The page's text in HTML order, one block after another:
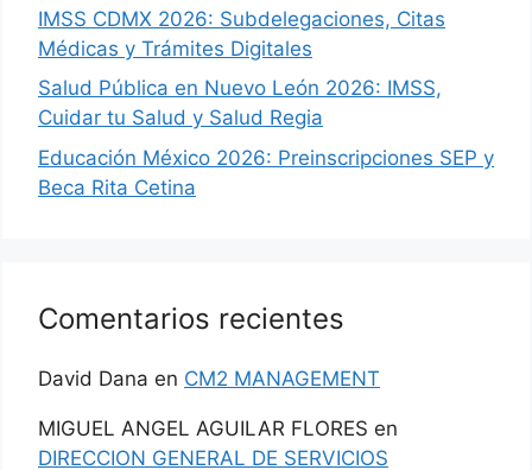
IMSS CDMX 2026: Subdelegaciones, Citas
Médicas y Trámites Digitales
Salud Pública en Nuevo León 2026: IMSS,
Cuidar tu Salud y Salud Regia
Educación México 2026: Preinscripciones SEP y
Beca Rita Cetina
Comentarios recientes
David Dana en CM2 MANAGEMENT
MIGUEL ANGEL AGUILAR FLORES en
DIRECCION GENERAL DE SERVICIOS